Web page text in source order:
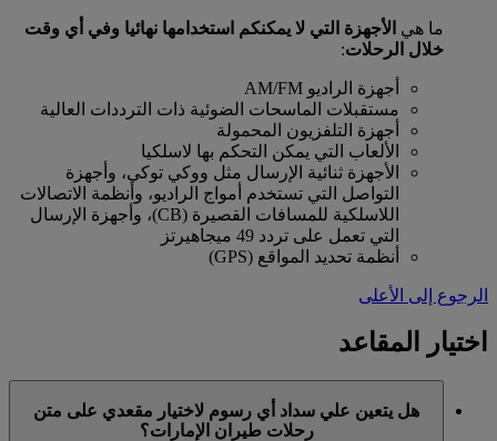
ما هي الأجهزة التي لا يمكنكم استخدامها نهائيا وفي أي وقت
خلال الرحلات:
أجهزة الراديو AM/FM
مستقبلات الماسحات الضوئية ذات الترددات العالية
أجهزة التلفزيون المحمولة
الألعاب التي يمكن التحكم بها لاسلكيا
الأجهزة ثنائية الإرسال مثل ووكي توكي، وأجهزة
التواصل التي تستخدم أمواج الراديو، وأنظمة الاتصالات
اللاسلكية للمسافات القصيرة (CB)، وأجهزة الإرسال
التي تعمل على تردد 49 ميجاهيرتز
أنظمة تحديد المواقع (GPS)
الرجوع إلى الأعلى
اختيار المقاعد
هل يتعين علي سداد أي رسوم لاختيار مقعدي على متن
رحلات طيران الإمارات؟